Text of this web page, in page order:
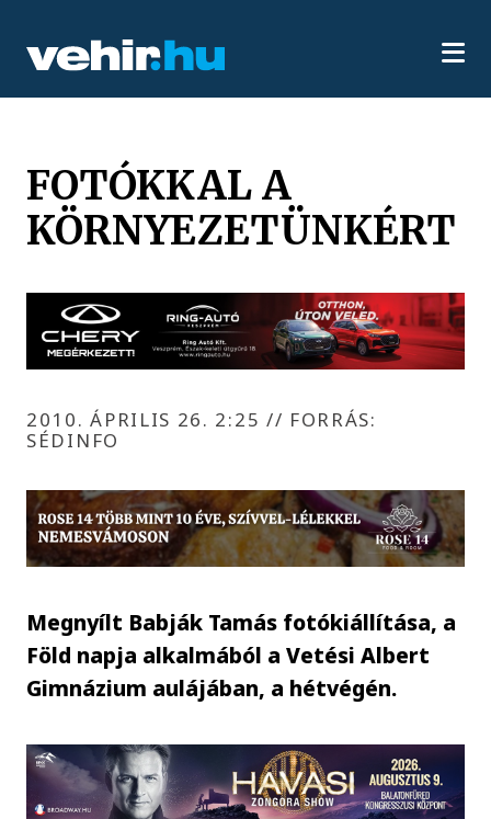
FOTÓKKAL A
KÖRNYEZETÜNKÉRT
2010. ÁPRILIS 26. 2:25 // FORRÁS:
SÉDINFO
Megnyílt Babják Tamás fotókiállítása, a
Föld napja alkalmából a Vetési Albert
Gimnázium aulájában, a hétvégén.